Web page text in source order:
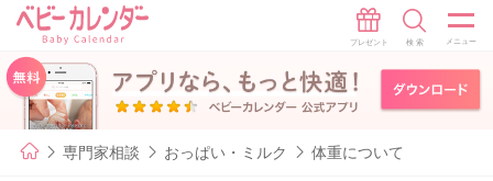
専門家相談 おっぱい・ミルク 体重について